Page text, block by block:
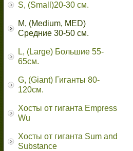
S, (Small)20-30 см.
M, (Medium, MED)
Средние 30-50 см.
L, (Large) Большие 55-
65cм.
G, (Giant) Гиганты 80-
120см.
Хосты от гиганта Empress
Wu
Хосты от гиганта Sum and
Substance